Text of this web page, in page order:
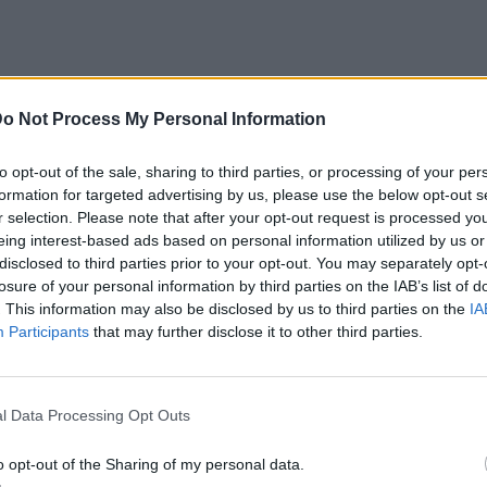
Not Process My Personal Information
opt-out of the sale, sharing to third parties, or processing of your
for targeted advertising by us, please use the below opt-out
selection. Please note that after your opt-out request is processed
interest-based ads based on personal information utilized by us
to third parties prior to your opt-out. You may separately
of your personal information by third parties on the IAB’s list of
This information may also be disclosed by us to third parties on the
Participants that may further disclose it to other third parties.
Data Processing Opt Outs
opt-out of the Sharing of my personal data.
σε λίγο…
και πήγε στους
Αγώνες με σημαία
υιοθέτησαν από την